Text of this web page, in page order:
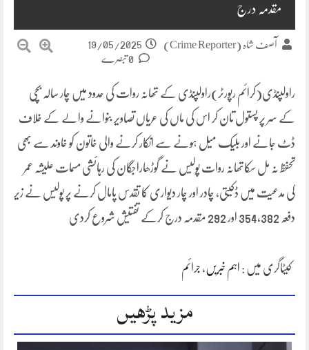
مقدمہ درج
آصف شاہ (Crime Reporter)
19/05/2025
راولپنڈی(کرائم رپورٹر)راولپنڈی کے تھانہ روات کی حدود میں چار سالہ بچی
کے سر پر پستول تان کر اس کی ماں کی عریاں تصاویر بنوانے والے کے خلاف
ڈٹ جانے اور بلیک میل ہونے سے انکار کرنے والی خاتون کو خاوند سے بھی
تحفظ نہ مل سکاتھانہ روات پولیس نے گوڑھاراجگان کی رہائشی مسمات علیشہ عمر
کی مدعیت میں ڈکیتی، چادر اور چار دیواری کا تقدس پامال کرنے پر پولیس نے زیر
دفعہ 354,382 اور 292 مقدمہ درج کرکے تفتیش شروع کردی
کیٹاگری میں : اہم خبریں ، جرائم
مزید پڑھیں